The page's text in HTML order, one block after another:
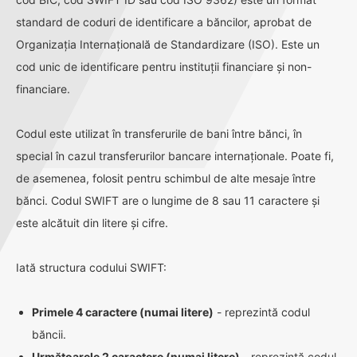
standard de coduri de identificare a băncilor, aprobat de
Organizația Internațională de Standardizare (ISO). Este un
cod unic de identificare pentru instituții financiare și non-
financiare.
Codul este utilizat în transferurile de bani între bănci, în
special în cazul transferurilor bancare internaționale. Poate fi,
de asemenea, folosit pentru schimbul de alte mesaje între
bănci. Codul SWIFT are o lungime de 8 sau 11 caractere și
este alcătuit din litere și cifre.
Iată structura codului SWIFT:
Primele 4 caractere (numai litere) - reprezintă codul
băncii.